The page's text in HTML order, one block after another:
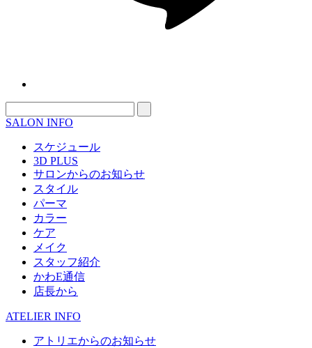
SALON INFO
スケジュール
3D PLUS
サロンからのお知らせ
スタイル
パーマ
カラー
ケア
メイク
スタッフ紹介
かわE通信
店長から
ATELIER INFO
アトリエからのお知らせ